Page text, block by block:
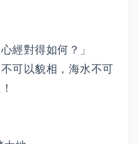
經對得如何？」
可以貌相，海水不可